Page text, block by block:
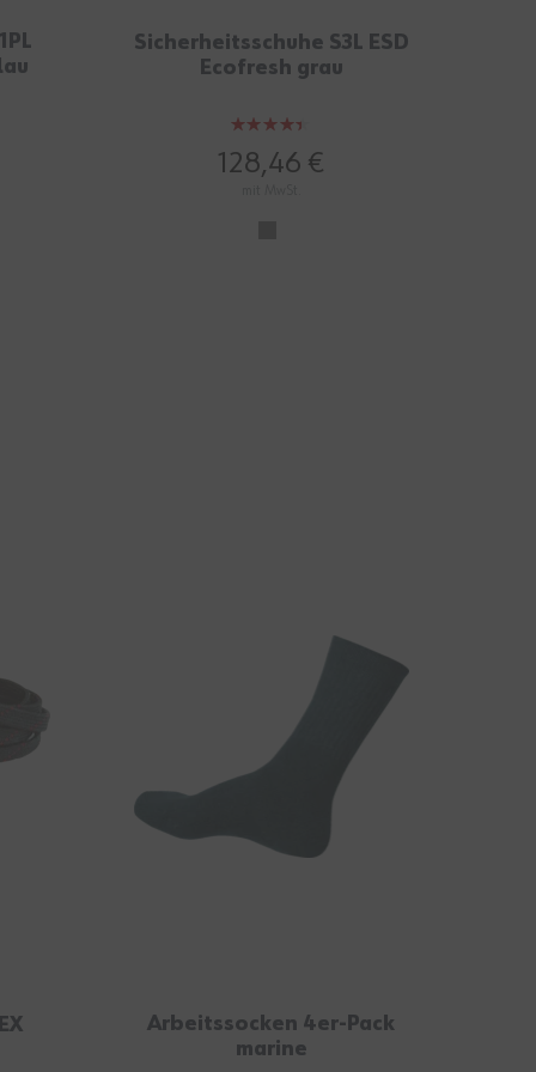
Sicherheitsschuhe S3L ESD
Ecofresh grau
Bewertung:
87%
128,46 €
Arbeitssocken 4er-Pack
marine